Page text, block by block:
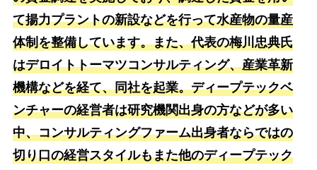
て揚力プラントの新設などを行って水産物の量産
体制を整備しています。また、代表の梅川忠典氏
はデロイトトーマツコンサルティング、産業革新
機構などを経て、同社を起業。ディープテックベ
ンチャーの経営者は研究機関出身の方などが多い
中、コンサルティングファーム出身者ならではの
切り口の経営スタイルもまた他のディープテック